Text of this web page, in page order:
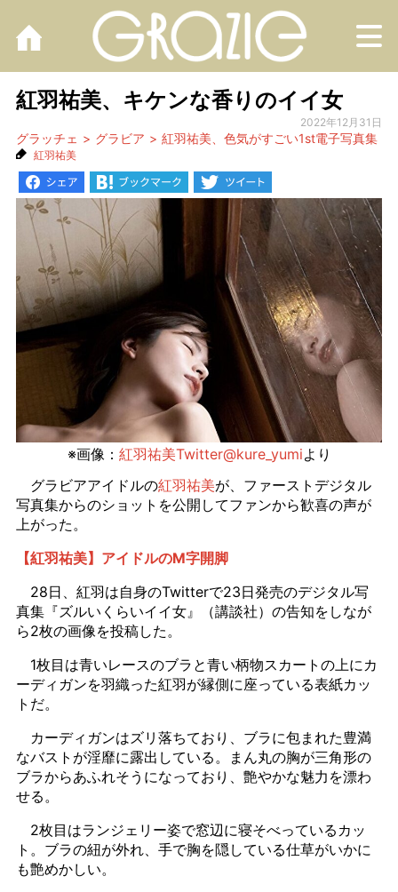
紅羽祐美、キケンな香りのイイ女
2022年12月31日
グラッチェ グラビア 紅羽祐美、色気がすごい1st電子写真集
紅羽祐美
※画像： 紅羽祐美Twitter@kure_yumiより
グラビアアイドルの紅羽祐美が、ファーストデジタル
写真集からのショットを公開してファンから歓喜の声が
上がった。
【紅羽祐美】アイドルのM字開脚
28日、紅羽は自身のTwitterで23日発売のデジタル写
真集『ズルいくらいイイ女』（講談社）の告知をしなが
ら2枚の画像を投稿した。
1枚目は青いレースのブラと青い柄物スカートの上にカ
ーディガンを羽織った紅羽が縁側に座っている表紙カッ
トだ。
カーディガンはズリ落ちており、ブラに包まれた豊満
なバストが淫靡に露出している。まん丸の胸が三角形の
ブラからあふれそうになっており、艶やかな魅力を漂わ
せる。
2枚目はランジェリー姿で窓辺に寝そべっているカッ
ト。ブラの紐が外れ、手で胸を隠している仕草がいかに
も艶めかしい。